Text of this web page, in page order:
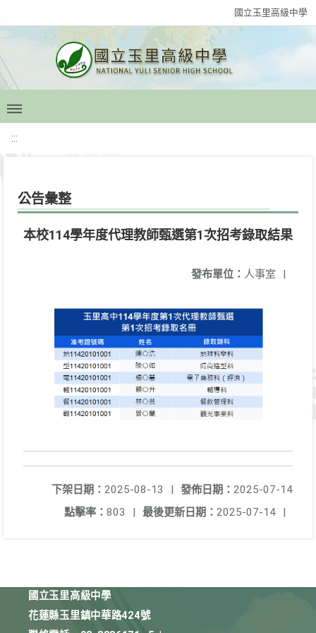
國立玉里高級中學
:::
公告彙整
本校114學年度代理教師甄選第1次招考錄取結果
發布單位： 人事室 |
發佈日期： 2025-07-14
下架日期： 2025-08-13
|
最後更新日期： 2025-07-14 |
點擊率： 803 |
國立玉里高級中學
花蓮縣玉里鎮中華路424號